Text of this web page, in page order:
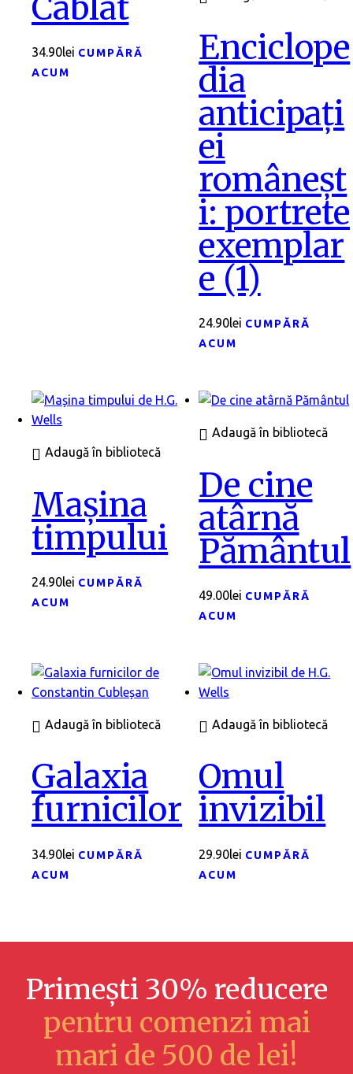
34.90lei CUMPĂRĂ
ACUM
Enciclope
dia
anticipați
ei
româneșt
i: portrete
exemplar
e (1)
24.90lei CUMPĂRĂ
ACUM
Adaugă în bibliotecă
Mașina
timpului
24.90lei CUMPĂRĂ
ACUM
Adaugă în bibliotecă
De cine
atârnă
Pământul
49.00lei CUMPĂRĂ
ACUM
Adaugă în bibliotecă
Galaxia
furnicilor
34.90 lei CUMPĂRĂ
ACUM
Adaugă în bibliotecă
Omul
invizibil
29.90 lei CUMPĂRĂ
ACUM
Primești 30% reducere
pentru comenzi mai
mari de 500 de lei!